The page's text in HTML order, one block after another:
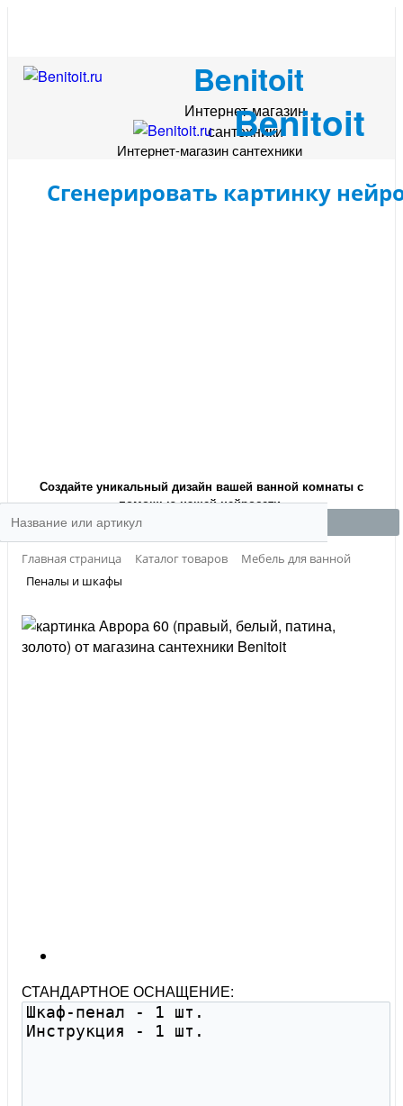
Benitoit
Интернет-магазин
сантехники
Benitoit
Интернет-магазин сантехники
Сгенерировать картинку
Создайте уникальный дизайн вашей ванной комнаты с
помощью нашей нейросети.
Главная страница Каталог товаров
Мебель для ванной
Пеналы и шкафы
СТАНДАРТНОЕ ОСНАЩЕНИЕ: